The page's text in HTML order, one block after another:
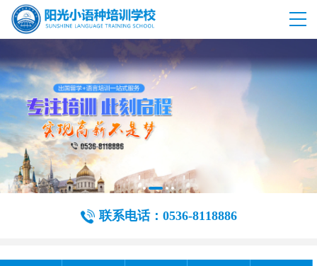
联系电话：0536-8118886